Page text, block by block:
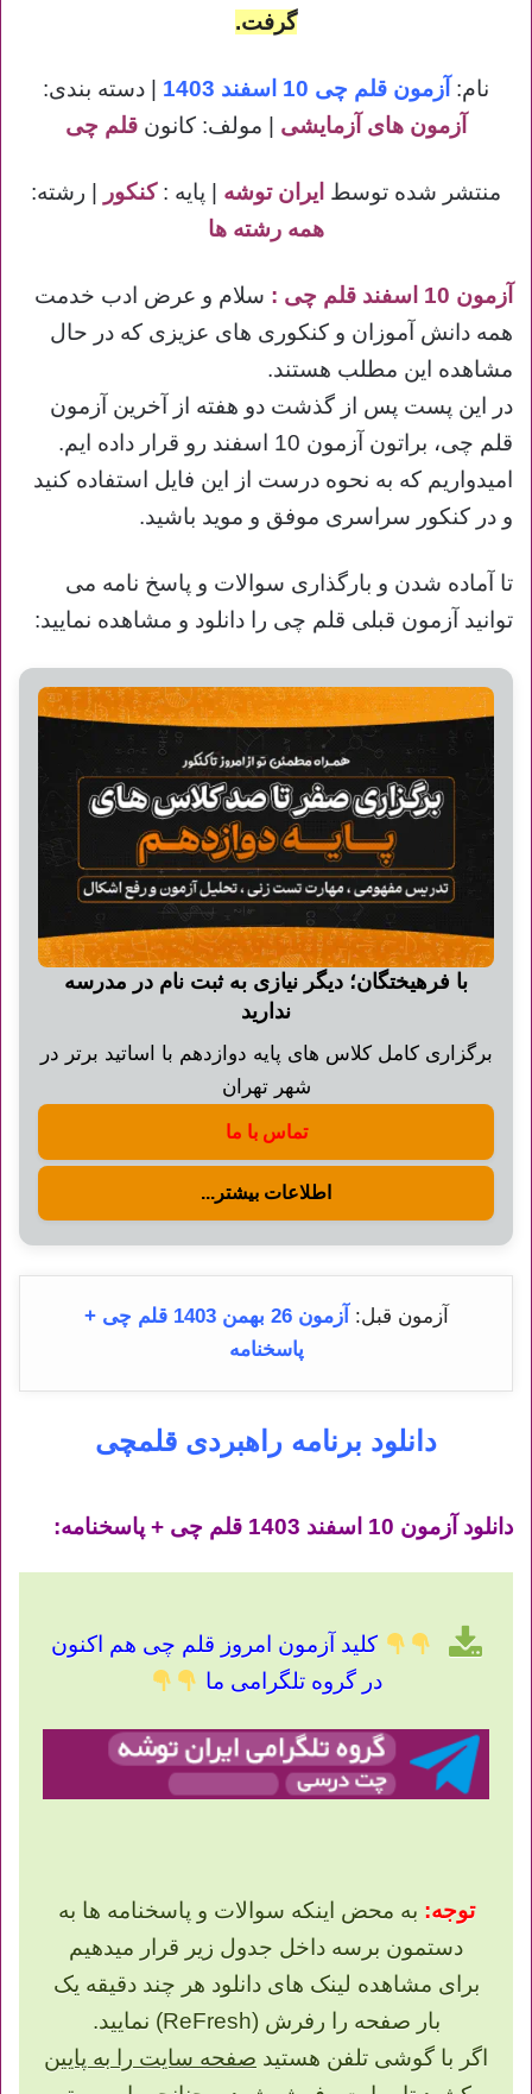
گرفت.
نام: آزمون قلم چی 10 اسفند 1403
| دسته بندی:
آزمون های آزمایشی | مولف: کانون قلم چی
منتشر شده توسط ایران توشه | پایه :کنکور
| رشته:
همه رشته ها
آزمون 10 اسفند قلم چی :
سلام و عرض ادب خدمت
همه دانش آموزان و کنکوری های عزیزی که در حال
مشاهده این مطلب هستند.
در این پست پس از گذشت دو هفته از آخرین آزمون
قلم چی، براتون آزمون 10 اسفند رو قرار داده ایم.
امیدواریم که به نحوه درست از این فایل استفاده کنید
و در کنکور سراسری موفق و موید باشید.
تا آماده شدن و بارگذاری سوالات و پاسخ نامه می
توانید آزمون قبلی قلم چی را دانلود و مشاهده نمایید:
با فرهیختگان؛ دیگر نیازی به ثبت نام در مدرسه
ندارید
برگزاری کامل کلاس های پایه دوازدهم با اساتید برتر در
شهر تهران
تماس با ما
اطلاعات بیشتر...
آزمون قبل:
آزمون 26 بهمن 1403 قلم چی +
پاسخنامه
دانلود برنامه راهبردی قلمچی
دانلود آزمون 10 اسفند 1403 قلم چی + پاسخنامه:
کلید آزمون امروز قلم چی هم اکنون
در گروه تلگرامی ما
توجه: به محض اینکه سوالات و پاسخنامه ها به
دستمون برسه داخل جدول زیر قرار میدهیم
برای مشاهده لینک های دانلود هر چند دقیقه یک
بار صفحه را رفرش (ReFresh) نمایید.
اگر با گوشی تلفن هستید صفحه سایت را به پایین